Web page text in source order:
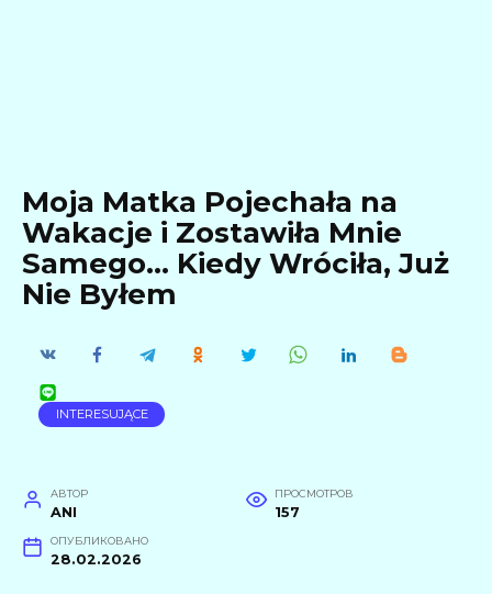
Moja Matka Pojechała na
Wakacje i Zostawiła Mnie
Samego… Kiedy Wróciła, Już
Nie Byłem
INTERESUJĄCE
АВТОР
ANI
ПРОСМОТРОВ
157
ОПУБЛИКОВАНО
28.02.2026